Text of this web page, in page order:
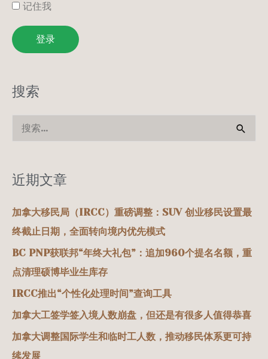
记住我
登录
搜索
近期文章
加拿大移民局（IRCC）重磅调整：SUV 创业移民设置最
终截止日期，全面转向境内优先模式
BC PNP获联邦“年终大礼包”：追加960个提名名额，重
点清理硕博毕业生库存
IRCC推出“个性化处理时间”查询工具
加拿大工签学签入境人数崩盘，但还是有很多人值得恭喜
加拿大调整国际学生和临时工人数，推动移民体系更可持
续发展